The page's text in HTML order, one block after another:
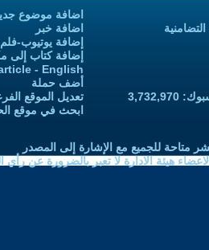
اضافة موضوع
اضافة خبر
إضافة يوتيوب-
إضافة كتاب إلى
- English
أضف حملة
تعديل الموقع
ابحث في موقع
متاحة للجميع مع الإشارة إلى المصدر
هيئة الادارة لا تعبر بالضرورة عن رأي